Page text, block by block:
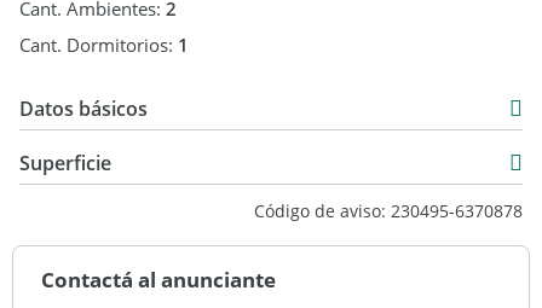
Cant. Ambientes: 2
Cant. Dormitorios: 1
Datos básicos
Venta
Superficie
Código de aviso: 230495-6370878
Contactá al anunciante